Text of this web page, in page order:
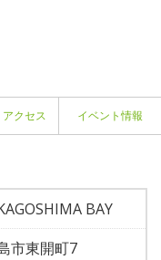
クセス イベント情報
BAY
市東開町7